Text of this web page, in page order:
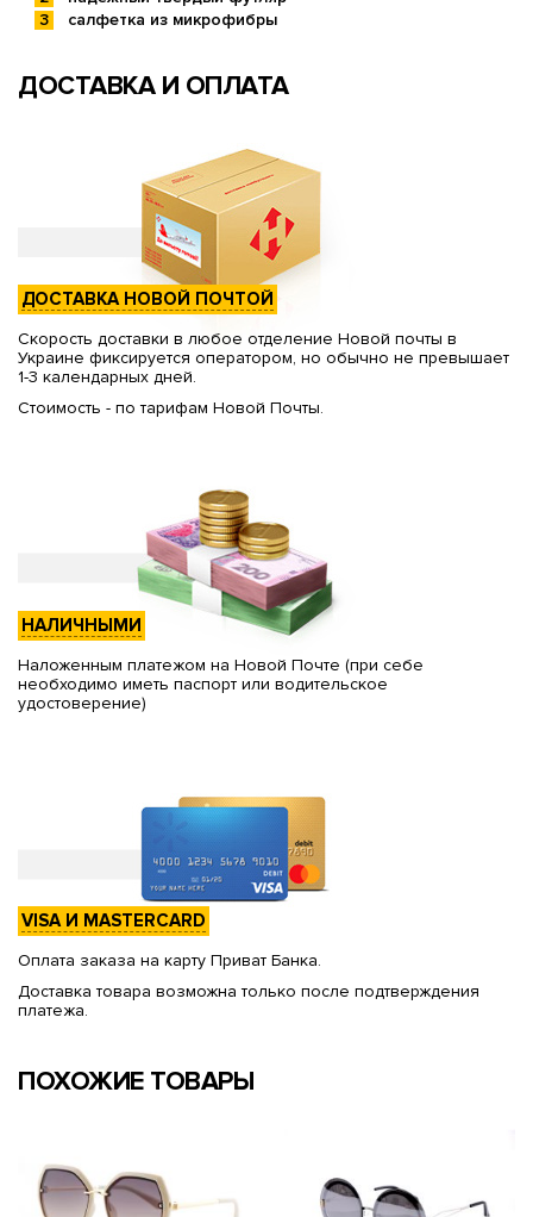
салфетка из микрофибры
ДОСТАВКА И ОПЛАТА
ДОСТАВКА НОВОЙ ПОЧТОЙ
Скорость доставки в любое отделение Новой почты в
Украине фиксируется оператором, но обычно не превышает
1-3 календарных дней.
Стоимость - по тарифам Новой Почты.
НАЛИЧНЫМИ
Наложенным платежом на Новой Почте (при себе
необходимо иметь паспорт или водительское
удостоверение)
VISA И MASTERCARD
Оплата заказа на карту Приват Банка.
Доставка товара возможна только после подтверждения
платежа.
ПОХОЖИЕ ТОВАРЫ